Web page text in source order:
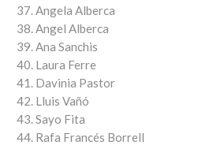
Angela Alberca
Angel Alberca
Ana Sanchis
Laura Ferre
Davinia Pastor
Lluis Vañó
Sayo Fita
Rafa Francés Borrell